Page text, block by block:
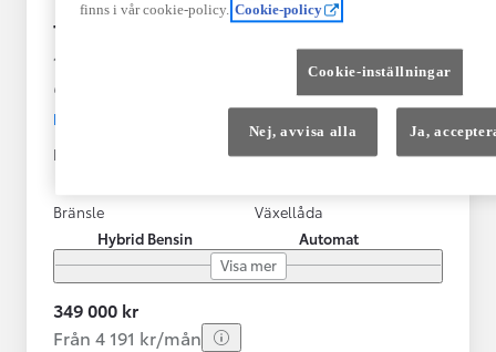
Toyota Yaris Cross
1.5 Style
HYBRID
Registrerad
Mätarställning
Bränsle
Hybrid Bensin
Växellåda
Automat
Visa mer
349 000 kr
Från 4 191 kr/mån
finns i vår cookie-policy. Cookie-policy
Cookie-inställningar
Nej, avvisa alla Ja,